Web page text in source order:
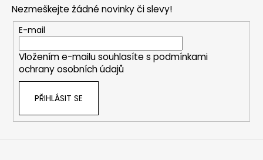
p
r
v
k
y
s
u
Nezmeškejte žádné novinky či slevy!
E-mail
Vložením e-mailu souhlasíte s podmínkami
ochrany osobních údajů
PŘIHLÁSIT SE